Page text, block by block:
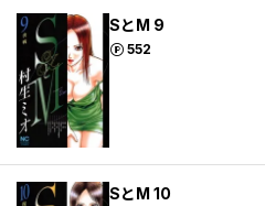
SとM 9
552
ポイント
SとM 10